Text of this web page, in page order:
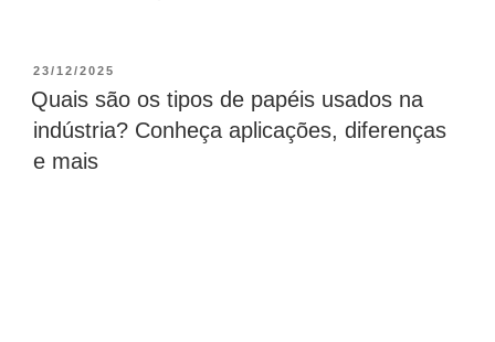
23/12/2025
Quais são os tipos de papéis usados na
indústria? Conheça aplicações, diferenças
e mais